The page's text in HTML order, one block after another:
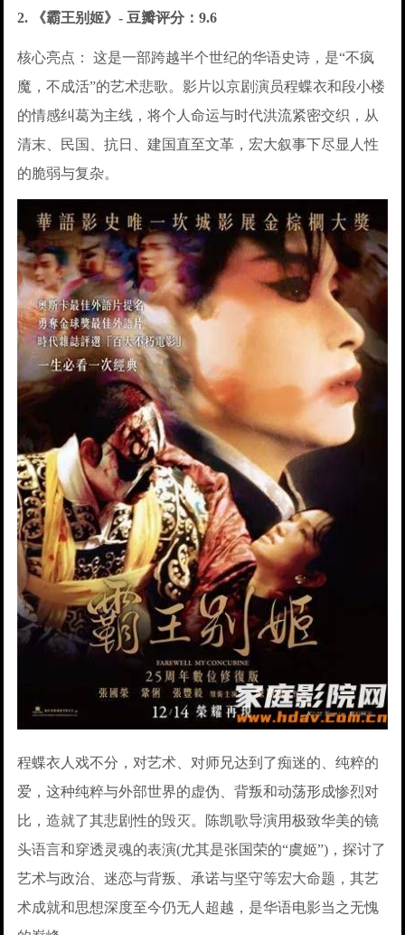
2. 《霸王别姬》- 豆瓣评分：9.6
核心亮点： 这是一部跨越半个世纪的华语史诗，是“不疯
魔，不成活”的艺术悲歌。影片以京剧演员程蝶衣和段小楼
的情感纠葛为主线，将个人命运与时代洪流紧密交织，从
清末、民国、抗日、建国直至文革，宏大叙事下尽显人性
的脆弱与复杂。
程蝶衣人戏不分，对艺术、对师兄达到了痴迷的、纯粹的
爱，这种纯粹与外部世界的虚伪、背叛和动荡形成惨烈对
比，造就了其悲剧性的毁灭。陈凯歌导演用极致华美的镜
头语言和穿透灵魂的表演(尤其是张国荣的“虞姬”)，探讨了
艺术与政治、迷恋与背叛、承诺与坚守等宏大命题，其艺
术成就和思想深度至今仍无人超越，是华语电影当之无愧